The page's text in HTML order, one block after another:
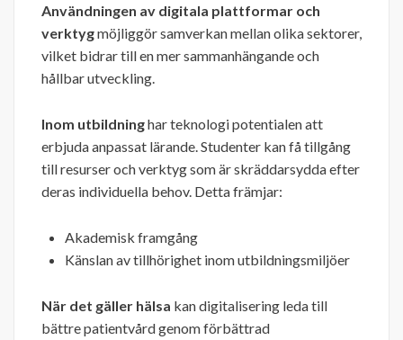
Användningen av digitala plattformar och
verktygmöjliggör samverkan mellan olika sektorer,
vilket bidrar till en mer sammanhängande och
hållbar utveckling.
Inom utbildninghar teknologi potentialen att
erbjuda anpassat lärande. Studenter kan få tillgång
till resurser och verktyg som är skräddarsydda efter
deras individuella behov. Detta främjar:
Akademisk framgång
Känslan av tillhörighet inom utbildningsmiljöer
När det gäller hälsa kan digitalisering leda till
bättre patientvård genom förbättrad